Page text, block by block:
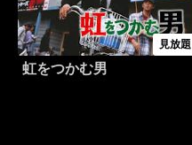
見放題
虹をつかむ男